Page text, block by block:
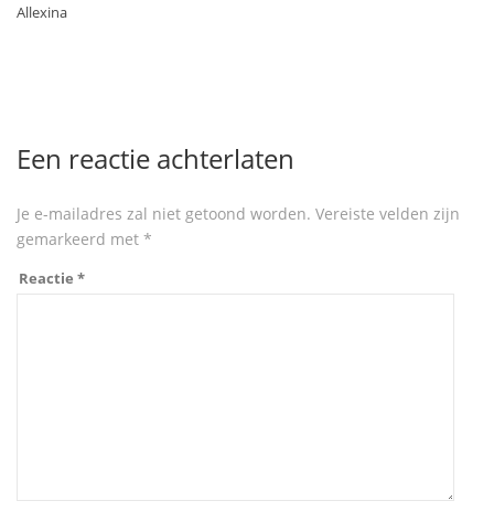
Allexina
Een reactie achterlaten
Je e-mailadres zal niet getoond worden. Vereiste velden zijn
gemarkeerd met *
Reactie *